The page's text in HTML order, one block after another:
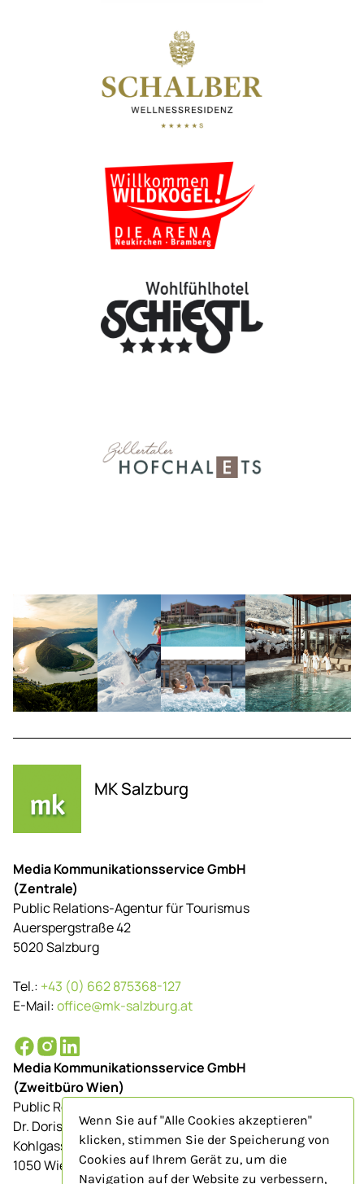
MK Salzburg
Media Kommunikationsservice GmbH
(Zentrale)
Public Relations-Agentur für Tourismus
Auerspergstraße 42
5020 Salzburg
Tel.: +43 (0) 662 875368-127
E-Mail:office@mk-salzburg.at
Media Kommunikationsservice GmbH
(Zweitbüro Wien)
Public Relations-Agentur für Tourismus
Dr. Doris Schenkenfelder
Kohlgasse 9/Top 23
1050 Wien
Wenn Sie auf "Alle Cookies akzeptieren"
klicken, stimmen Sie der Speicherung von
Cookies auf Ihrem Gerät zu, um die
Navigation auf der Website zu verbessern,